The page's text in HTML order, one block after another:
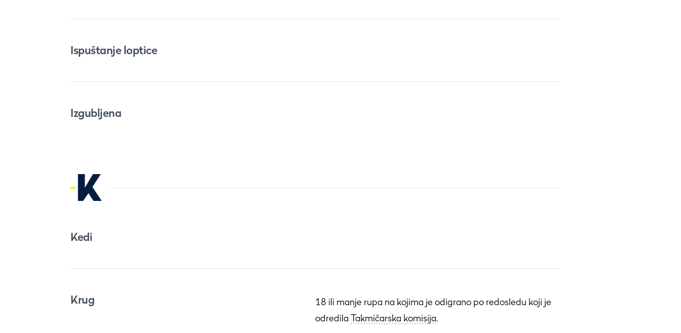
Ispuštanje loptice
Izgubljena
K
Kedi
Krug
18 ili manje rupa na kojima je odigrano po redosledu koji je
odredila Takmičarska komisija.